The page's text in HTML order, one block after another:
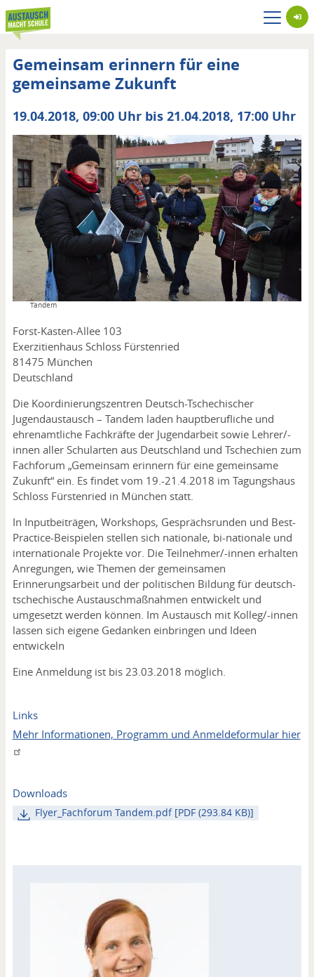
Direkt
zum
Inhalt
Gemeinsam erinnern für eine
gemeinsame Zukunft
Datum
von
/
bis
19.04.2018, 09:00 Uhr bis 21.04.2018, 17:00 Uhr
Copyright
Tandem
Adresse
Forst-Kasten-Allee 103
Exerzitienhaus Schloss Fürstenried
81475 München
Deutschland
Die Koordinierungszentren Deutsch-Tschechischer
Jugendaustausch – Tandem laden hauptberufliche und
ehrenamtliche Fachkräfte der Jugendarbeit sowie Lehrer/-
innen aller Schularten aus Deutschland und Tschechien zum
Fachforum „Gemeinsam erinnern für eine gemeinsame
Zukunft“ ein. Es findet vom 19.-21.4.2018 im Tagungshaus
Schloss Fürstenried in München statt.
In Inputbeiträgen, Workshops, Gesprächsrunden und Best-
Practice-Beispielen stellen sich nationale, bi-nationale und
internationale Projekte vor. Die Teilnehmer/-innen erhalten
Anregungen, wie Themen der gemeinsamen
Erinnerungsarbeit und der politischen Bildung für deutsch-
tschechische Austauschmaßnahmen entwickelt und
umgesetzt werden können. Im Austausch mit Kolleg/-innen
lassen sich eigene Gedanken einbringen und Ideen
entwickeln
Eine Anmeldung ist bis 23.03.2018 möglich.
Links
Mehr Informationen, Programm und Anmeldeformular hier
Downloads
Flyer_Fachforum Tandem.pdf [PDF (293.84 KB)]